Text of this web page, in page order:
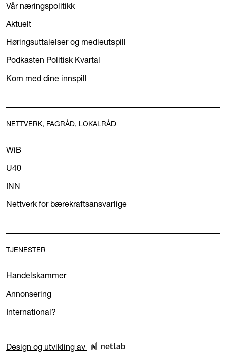
Vår næringspolitikk
Aktuelt
Høringsuttalelser og medieutspill
Podkasten Politisk Kvartal
Kom med dine innspill
NETTVERK, FAGRÅD, LOKALRÅD
WiB
U40
INN
Nettverk for bærekraftsansvarlige
TJENESTER
Handelskammer
Annonsering
International?
Design og utvikling av